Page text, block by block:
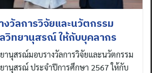
งวัลการวิจัยและนวัตกรรม
วิทยานุสรณ์ ให้กับบุคลากร
านุสรณ์มอบรางวัลการวิจัยและนวัตกรรม
านุสรณ์ ประจำปีการศึกษา 2567 ให้กับ